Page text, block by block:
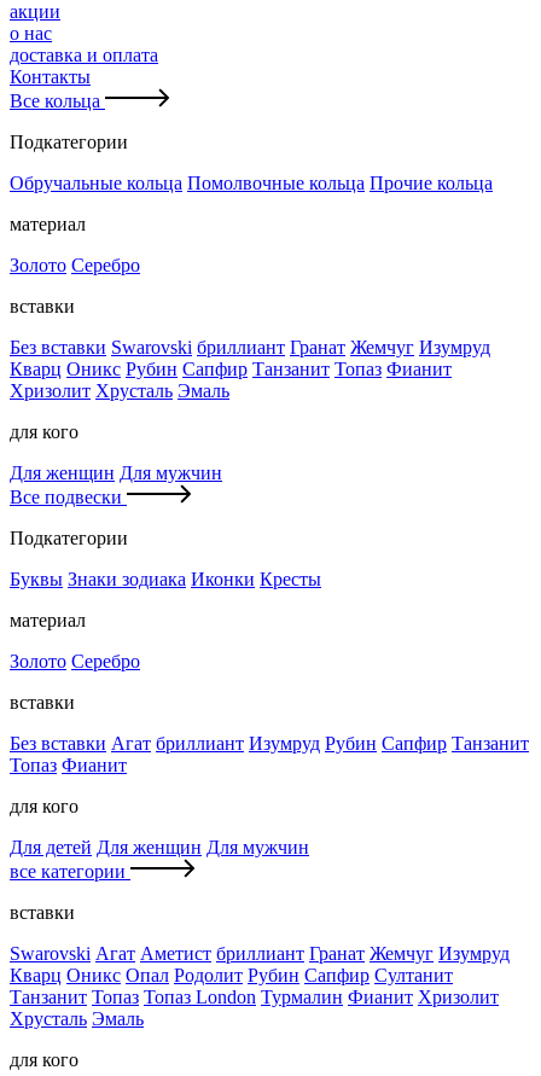
акции
о нас
доставка и оплата
Контакты
Все кольца
Подкатегории
Обручальные кольца Помолвочные кольца Прочие кольца
материал
Золото Серебро
вставки
Без вставки Swarovski бриллиант Гранат Жемчуг Изумруд
Кварц Оникс Рубин Сапфир Танзанит Топаз Фианит
Хризолит Хрусталь Эмаль
для кого
Для женщин Для мужчин
Все подвески
Подкатегории
Буквы Знаки зодиака Иконки Кресты
материал
Золото Серебро
вставки
Без вставки Агат бриллиант Изумруд Рубин Сапфир Танзанит
Топаз Фианит
для кого
Для детей Для женщин Для мужчин
все категории
вставки
Swarovski Агат Аметист бриллиант Гранат Жемчуг Изумруд
Кварц Оникс Опал Родолит Рубин Сапфир Султанит
Танзанит Топаз Топаз London Турмалин Фианит Хризолит
Хрусталь Эмаль
для кого